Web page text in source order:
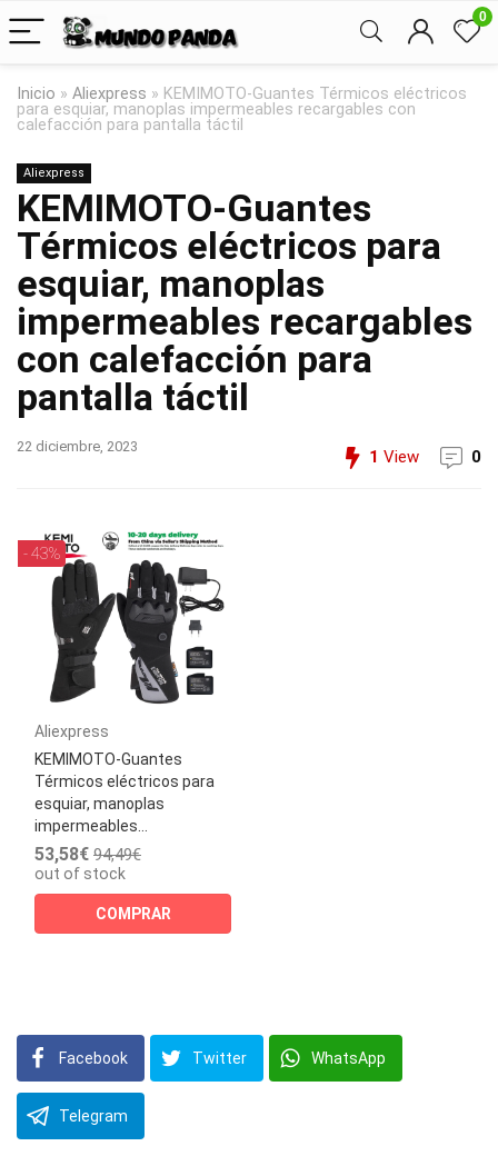
0
Inicio » Aliexpress » KEMIMOTO-Guantes Térmicos eléctricos
para esquiar, manoplas impermeables recargables con
calefacción para pantalla táctil
Aliexpress
KEMIMOTO-Guantes
Térmicos eléctricos para
esquiar, manoplas
impermeables recargables
con calefacción para
pantalla táctil
22 diciembre, 2023
1 View 0
- 43%
Aliexpress
KEMIMOTO-Guantes
Térmicos eléctricos para
esquiar, manoplas
impermeables...
53,58€ 94,49€
out of stock
COMPRAR
Facebook Twitter WhatsApp
Telegram